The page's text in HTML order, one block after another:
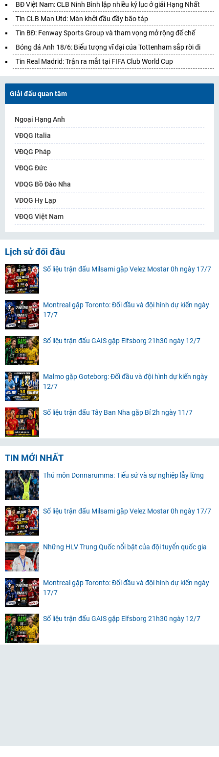
BĐ Việt Nam: CLB Ninh Bình lập nhiều kỷ lục ở giải Hạng Nhất
Tin CLB Man Utd: Màn khởi đầu đầy bão táp
Tin BĐ: Fenway Sports Group và tham vọng mở rộng đế chế
Bóng đá Anh 18/6: Biểu tượng vĩ đại của Tottenham sắp rời đi
Tin Real Madrid: Trận ra mắt tại FIFA Club World Cup
Giải đấu quan tâm
Ngoại Hạng Anh
VĐQG Italia
VĐQG Pháp
VĐQG Đức
VĐQG Bồ Đào Nha
VĐQG Hy Lạp
VĐQG Việt Nam
Lịch sử đối đầu
Số liệu trận đấu Milsami gặp Velez Mostar 0h ngày 17/7
Montreal gặp Toronto: Đối đầu và đội hình dự kiến ngày
17/7
Số liệu trận đấu GAIS gặp Elfsborg 21h30 ngày 12/7
Malmo gặp Goteborg: Đối đầu và đội hình dự kiến ngày
12/7
Số liệu trận đấu Tây Ban Nha gặp Bỉ 2h ngày 11/7
TIN MỚI NHẤT
Thủ môn Donnarumma: Tiểu sử và sự nghiệp lẫy lừng
Số liệu trận đấu Milsami gặp Velez Mostar 0h ngày 17/7
Những HLV Trung Quốc nổi bật của đội tuyển quốc gia
Montreal gặp Toronto: Đối đầu và đội hình dự kiến ngày
17/7
Số liệu trận đấu GAIS gặp Elfsborg 21h30 ngày 12/7